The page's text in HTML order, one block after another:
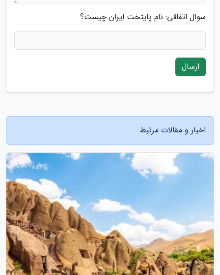
سوال اتفاقی: نام پایتخت ایران چیست؟
ارسال
اخبار و مقالات مرتبط